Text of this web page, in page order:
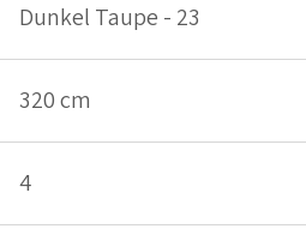
Dunkel Taupe - 23
320 cm
4